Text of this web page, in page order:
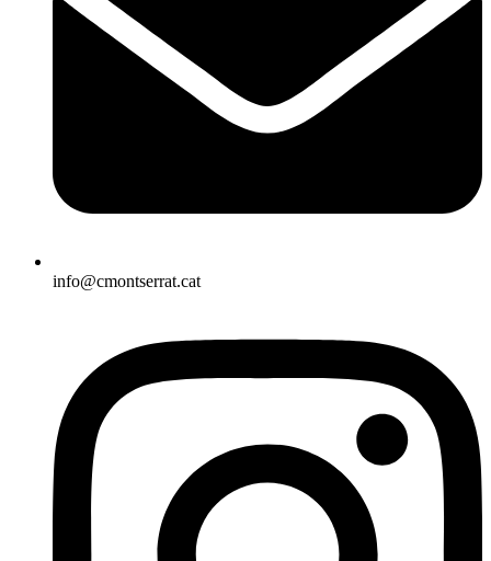
info@cmontserrat.cat